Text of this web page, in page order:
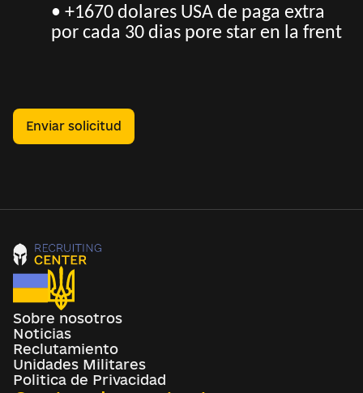
• +1670 dolares USA de paga extra
por cada 30 dias pore star en la frent
Enviar solicitud
Sobre nosotros
Noticias
Reclutamiento
Unidades Militares
Politica de Privacidad